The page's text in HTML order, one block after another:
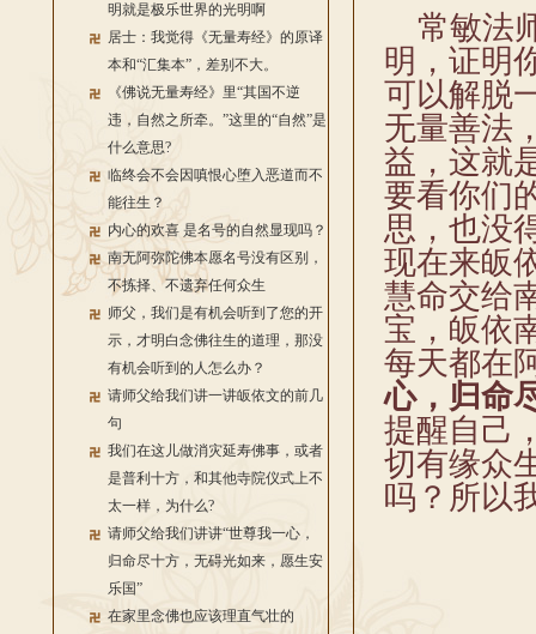
明就是极乐世界的光明啊
居士：我觉得《无量寿经》的原译
本和“汇集本”，差别不大。
《佛说无量寿经》里“其国不逆
违，自然之所牵。”这里的“自然”是
什么意思?
临终会不会因嗔恨心堕入恶道而不
能往生？
内心的欢喜 是名号的自然显现吗？
南无阿弥陀佛本愿名号没有区别，
不拣择、不遗弃任何众生
师父，我们是有机会听到了您的开
示，才明白念佛往生的道理，那没
有机会听到的人怎么办？
请师父给我们讲一讲皈依文的前几
句
我们在这儿做消灾延寿佛事，或者
是普利十方，和其他寺院仪式上不
太一样，为什么?
请师父给我们讲讲“世尊我一心，
归命尽十方，无碍光如来，愿生安
乐国”
在家里念佛也应该理直气壮的
常敏法
明，证明
可以解脱
无量善法
益，这就
要看你们
思，也没
现在来皈
慧命交给
宝，皈依
每天都在
心，归命
提醒自己
切有缘众
吗？所以